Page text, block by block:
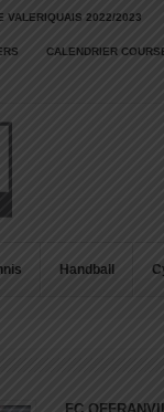
VALERIQUAIS 2022/2023
CALENDRIER
Handball